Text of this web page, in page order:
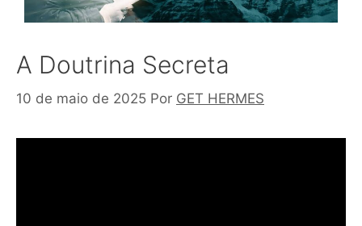
A Doutrina Secreta
10 de maio de 2025 Por GET HERMES